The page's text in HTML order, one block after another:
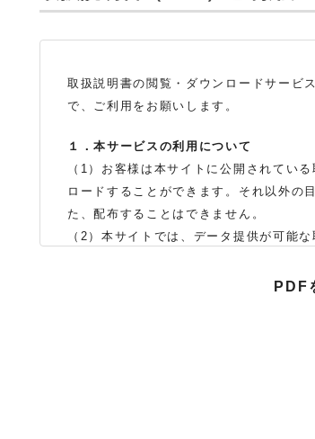
取扱説明書の閲覧・ダウンロードサービ
で、ご利用をお願いします。
１．本サービスの利用について
（1）お客様は本サイトに公開されてい
ロードすることができます。それ以外の
た、配布することはできません。
（2）本サイトでは、データ提供が可能
体の生産中止などの理由により、当該製
（※）みまもりほっとラインサービスで
」に直接
PDF